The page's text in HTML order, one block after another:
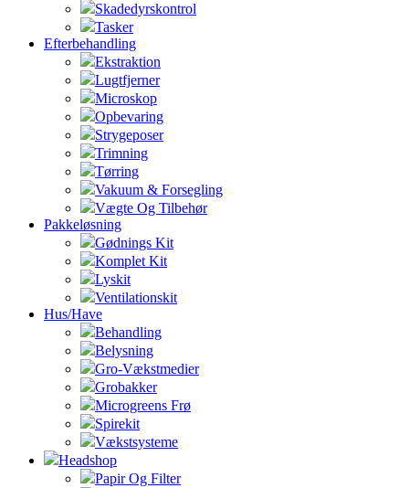
Skadedyrskontrol
Tasker
Efterbehandling
Ekstraktion
Lugtfjerner
Microskop
Opbevaring
Strygeposer
Trimning
Tørring
Vakuum & Forsegling
Vægte Og Tilbehør
Pakkeløsning
Gødnings Kit
Komplet Kit
Lyskit
Ventilationskit
Hus/Have
Behandling
Belysning
Gro-Vækstmedier
Grobakker
Microgreens Frø
Spirekit
Vækstsysteme
Headshop
Papir Og Filter